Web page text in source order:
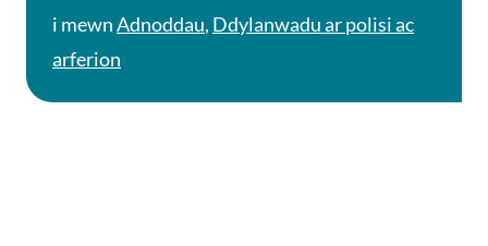
i mewnAdnoddau, Ddylanwadu ar polisi ac
arferion